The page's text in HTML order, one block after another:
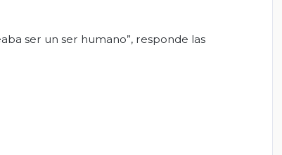
ser un ser humano”, responde las